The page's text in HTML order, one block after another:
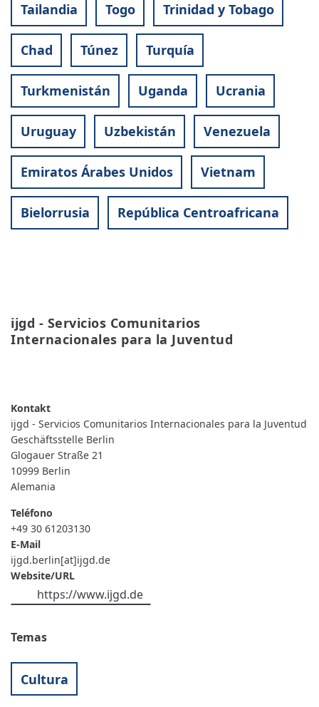
Tailandia Togo Trinidad y Tobago
Chad Túnez Turquía
Turkmenistán Uganda Ucrania
Uruguay Uzbekistán Venezuela
Emiratos Árabes Unidos Vietnam
Bielorrusia República Centroafricana
ijgd - Servicios Comunitarios
Internacionales para la Juventud
COMUNITARIOS
INTERNACIONALES
PARA
LA
JUVENTUD
ijgd - Servicios Comunitarios Internacionales para la Juventud
Geschäftsstelle Berlin
Glogauer Straße 21
10999 Berlin
Alemania
Teléfono
+49 30 61203130
E-Mail
ijgd.berlin[at]ijgd.de
Website/URL
https://www.ijgd.de
Temas
Cultura